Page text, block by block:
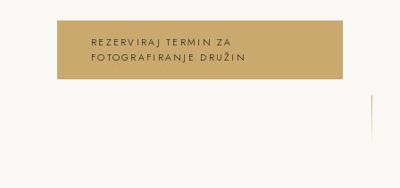
REZERVIRAJ TERMIN ZA
FOTOGRAFIRANJE DRUŽIN